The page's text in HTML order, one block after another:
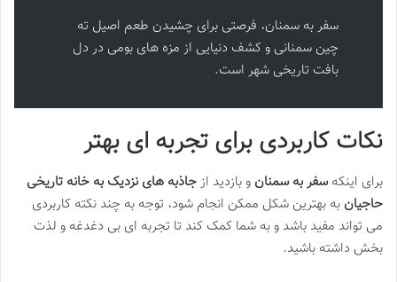
سفر به سمنان، فرصتی برای چشیدن طعم اصیل ته
چین سمنانی و کشف دنیایی از مزه های بومی در دل
بافت تاریخی شهر است.
نکات کاربردی برای تجربه ای بهتر
برای اینکهسفر به سمنان و بازدید ازجاذبه های نزدیک به خانه تاریخی
حاجیان به بهترین شکل ممکن انجام شود، توجه به چند نکته کاربردی
می تواند مفید باشد و به شما کمک کند تا تجربه ای بی دغدغه و لذت
بخش داشته باشید.